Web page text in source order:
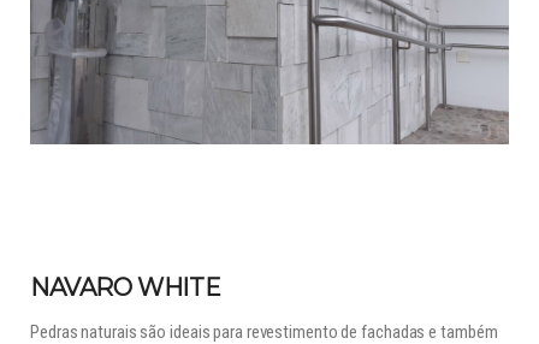
NAVARO WHITE
Pedras naturais são ideais para revestimento de fachadas e também